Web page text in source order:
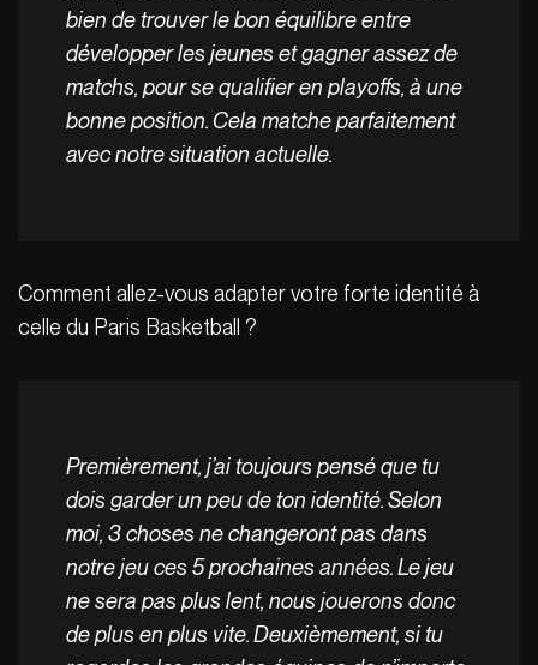
bien de trouver le bon équilibre entre
développer les jeunes et gagner assez de
matchs, pour se qualifier en playoffs, à une
bonne position. Cela matche parfaitement
avec notre situation actuelle.
Comment allez-vous adapter votre forte identité à
celle du Paris Basketball ?
Premièrement, j’ai toujours pensé que tu
dois garder un peu de ton identité. Selon
moi, 3 choses ne changeront pas dans
notre jeu ces 5 prochaines années. Le jeu
ne sera pas plus lent, nous jouerons donc
de plus en plus vite.Deuxièmement, si tu